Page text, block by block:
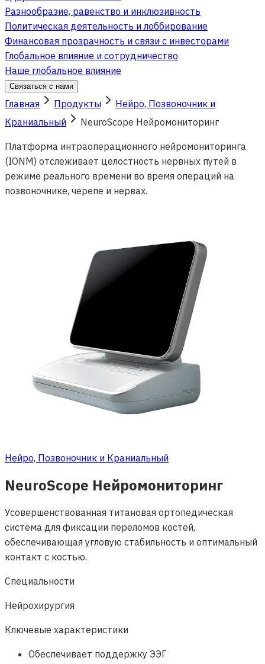
Разнообразие, равенство и инклюзивность
Политическая деятельность и лоббирование
Финансовая прозрачность и связи с инвесторами
Глобальное влияние и сотрудничество
Наше глобальное влияние
Связаться с нами
Главная Продукты
Нейро, Позвоночник и
Краниальный
NeuroScope Нейромониторинг
Платформа интраоперационного нейромониторинга
(IONM) отслеживает целостность нервных путей в
режиме реального времени во время операций на
позвоночнике, черепе и нервах.
Нейро, Позвоночник и Краниальный
NeuroScope Нейромониторинг
Усовершенствованная титановая ортопедическая
система для фиксации переломов костей,
обеспечивающая угловую стабильность и оптимальный
контакт с костью.
Специальности
Нейрохирургия
Ключевые характеристики
Обеспечивает поддержку ЭЭГ